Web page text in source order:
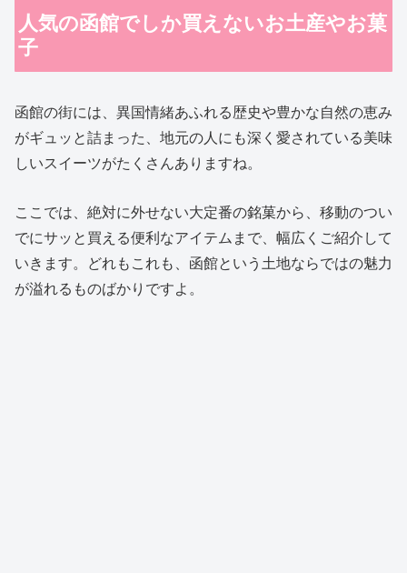
人気の函館でしか買えないお土産やお菓
子
函館の街には、異国情緒あふれる歴史や豊かな自然の恵み
がギュッと詰まった、地元の人にも深く愛されている美味
しいスイーツがたくさんありますね。
ここでは、絶対に外せない大定番の銘菓から、移動のつい
でにサッと買える便利なアイテムまで、幅広くご紹介して
いきます。どれもこれも、函館という土地ならではの魅力
が溢れるものばかりですよ。